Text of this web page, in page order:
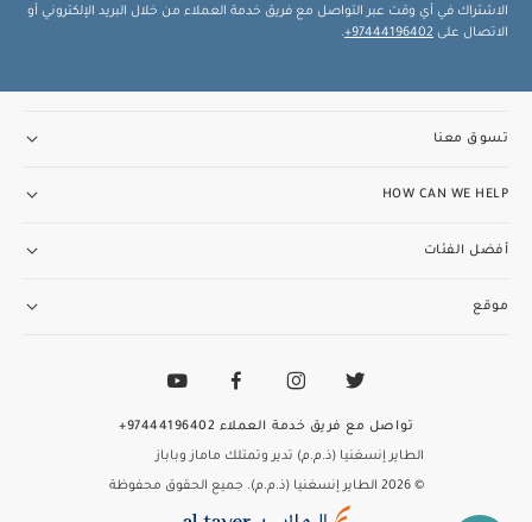
الاشتراك في أي وقت عبر التواصل مع فريق خدمة العملاء من خلال البريد الإلكتروني أو
الاتصال على 97444196402+
.
تسوق معنا
HOW CAN WE HELP
أفضل الفئات
موقع
الطاير إنسغنيا (ذ.م.م) تدير وتمتلك ماماز وباباز
© 2026 الطاير إنسغنيا (ذ.م.م). جميع الحقوق محفوظة
تواصل مع فريق خدمة العملاء 97444196402+